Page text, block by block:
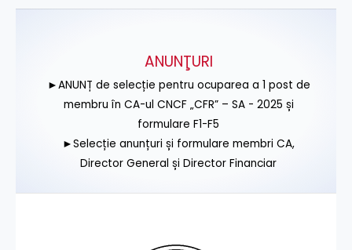
ANUNŢURI
►ANUNȚ de selecție pentru ocuparea a 1 post de
membru în CA-ul CNCF „CFR” – SA - 2025 și
formulare F1-F5
►Selecție anunțuri și formulare membri CA,
Director General și Director Financiar